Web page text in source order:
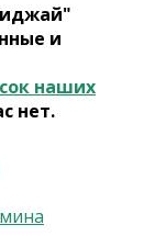
и
наших
нет.